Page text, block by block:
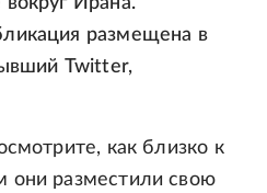
размещена в
Twitter,
как близко к
они разместили свою